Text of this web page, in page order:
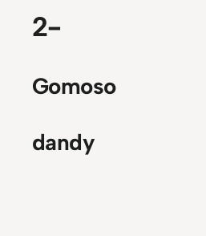
2-
Gomoso
dandy